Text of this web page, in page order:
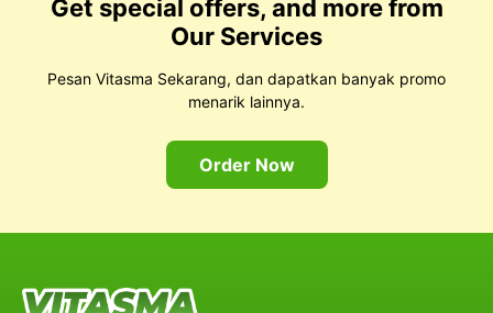
Get special offers, and more from
Our Services
Pesan Vitasma Sekarang, dan dapatkan banyak promo
menarik lainnya.
Order Now